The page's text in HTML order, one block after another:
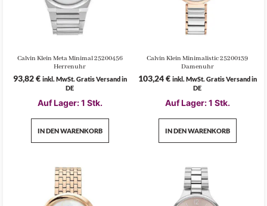
Calvin Klein Meta Minimal 25200456
Herrenuhr
93,82€ inkl. MwSt. Gratis Versand in
DE
Auf Lager: 1 Stk.
IN DEN WARENKORB
Calvin Klein Minimalistic 25200139
Damenuhr
103,24€ inkl. MwSt. Gratis Versand in
DE
Auf Lager: 1 Stk.
IN DEN WARENKORB